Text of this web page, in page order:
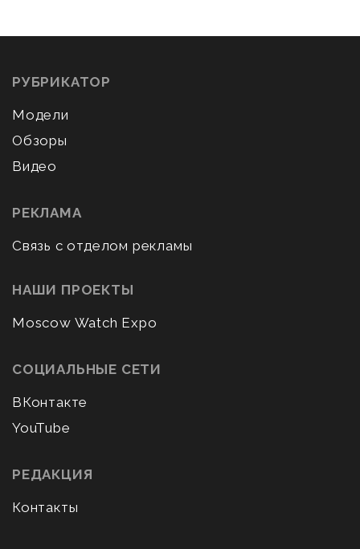
РУБРИКАТОР
Модели
Обзоры
Видео
РЕКЛАМА
Связь с отделом рекламы
НАШИ ПРОЕКТЫ
Moscow Watch Expo
СОЦИАЛЬНЫЕ СЕТИ
ВКонтакте
YouTube
РЕДАКЦИЯ
Контакты